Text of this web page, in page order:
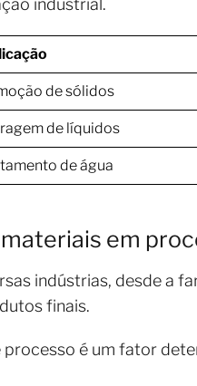
industrial.
de sólidos
de líquidos
de água
em
indústrias, desde a
finais.
é um fator